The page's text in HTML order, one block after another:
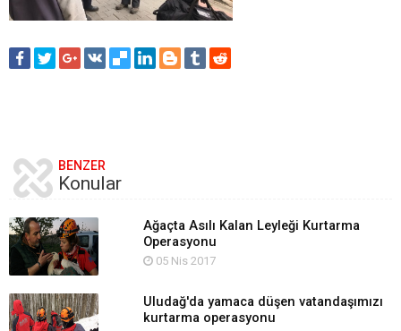
BENZER
Konular
Ağaçta Asılı Kalan Leyleği Kurtarma
Operasyonu
05 Nis 2017
Uludağ'da yamaca düşen vatandaşımızı
kurtarma operasyonu